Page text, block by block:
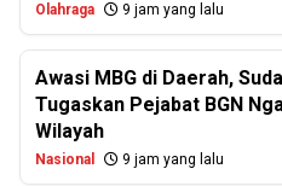
Olahraga 9 jam yang lalu
Awasi MBG di Daerah,
Tugaskan Pejabat BGN
Wilayah
Nasional 9 jam yang lalu